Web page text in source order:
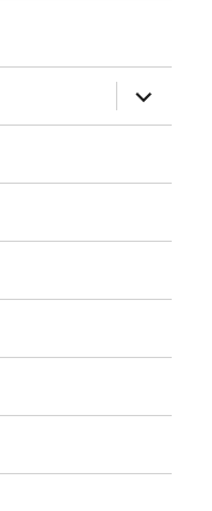
expand
child
menu